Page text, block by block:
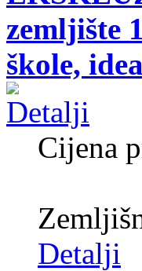
zemljište
škole,
Cijena
Detalji